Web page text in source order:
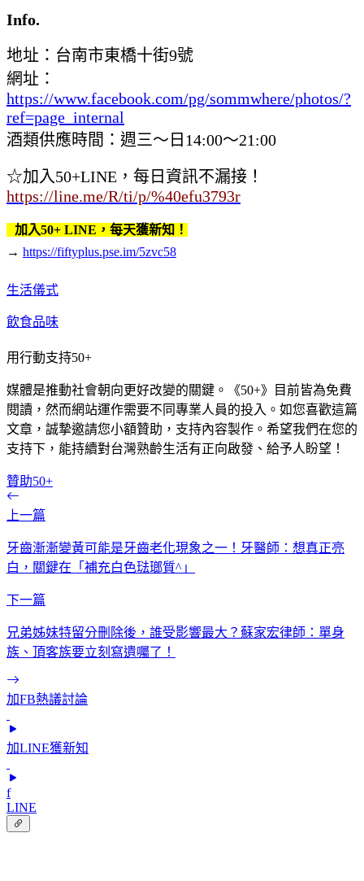
Info.
地址：台南市東橋十街9號
網址：
https://www.facebook.com/pg/sommwhere/photos/?
ref=page_internal
酒類供應時間：週三～日14:00～21:00
☆加入50+LINE，每日資訊不漏接！
https://line.me/R/ti/p/%40efu3793r
加入50+ LINE，每天獲新知！
→ https://fiftyplus.pse.im/5zvc58
生活儀式
飲食品味
用行動支持50+
媒體是推動社會朝向更好改變的關鍵。《50+》目前皆為免費
閱讀，然而網站運作需要不同專業人員的投入。如您喜歡這篇
文章，誠摯邀請您小額贊助，支持內容製作。希望我們在您的
支持下，能持續對台灣熟齡生活有正向啟發、給予人盼望！
贊助50+
上一篇
牙齒漸漸變黃可能是牙齒老化現象之一！牙醫師：想真正亮
白，關鍵在「補充白色琺瑯質^」
下一篇
兄弟姊妹特留分刪除後，誰受影響最大？蘇家宏律師：單身
族、頂客族要立刻寫遺囑了！
加FB熱議討論
加LINE獲新知
f
LINE